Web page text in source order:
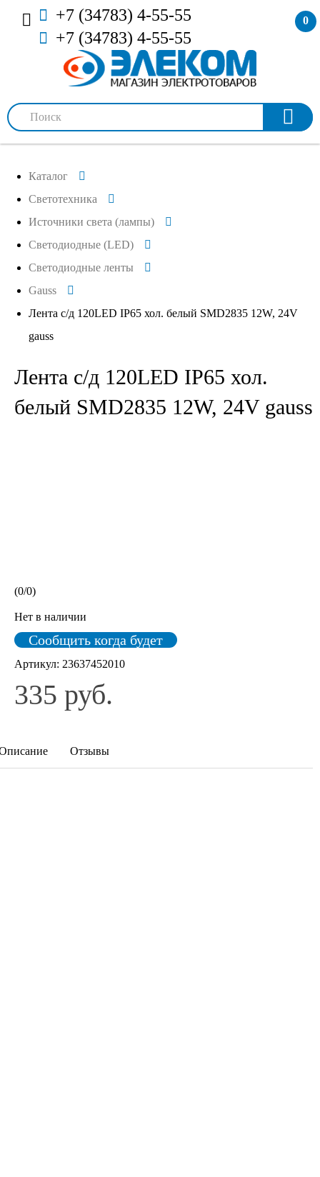
+7 (34783) 4-55-55
+7 (34783) 4-55-55
0
Каталог
Светотехника
Источники света (лампы)
Светодиодные (LED)
Светодиодные ленты
Gauss
Лента с/д 120LED IP65 хол. белый SMD2835 12W, 24V
gauss
Лента с/д 120LED IP65 хол.
белый SMD2835 12W, 24V gauss
(0/0)
Нет в наличии
Сообщить когда будет
Артикул: 23637452010
335 руб.
Отзывы